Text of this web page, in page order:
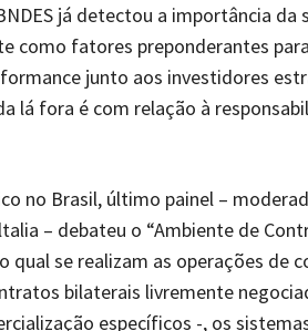
já detectou a importância da
como fatores preponderantes
junto aos investidores
lá fora é com relação à
no Brasil, último painel –
– debateu o “Ambiente de
qual se realizam as operações de
bilaterais livremente
específicos -, os